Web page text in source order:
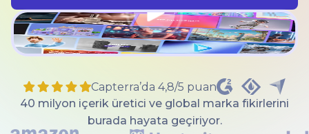
Capterra’da 4,8/5 puan
40 milyon içerik üretici ve global marka fikirlerini
burada hayata geçiriyor.